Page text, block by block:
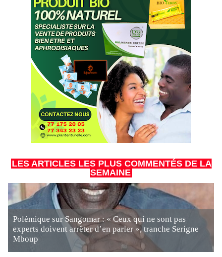
LES ARTICLES LES PLUS COMMENTÉS DE LA
SEMAINE
Polémique sur Sangomar : « Ceux qui ne sont pas
experts doivent arrêter d’en parler », tranche Serigne
Mboup